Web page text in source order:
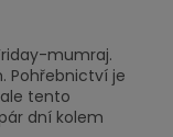
mumraj.
Pohřebnictví je
tento
dní kolem